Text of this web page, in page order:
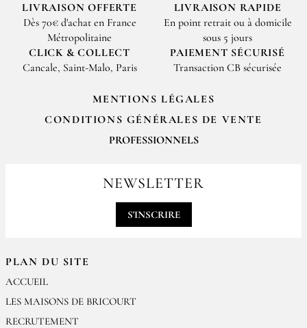
LIVRAISON OFFERTE
Dès 70€ d'achat en France
Métropolitaine
LIVRAISON RAPIDE
En point retrait ou à domicile
sous 5 jours
CLICK & COLLECT
Cancale, Saint-Malo, Paris
PAIEMENT SÉCURISÉ
Transaction CB sécurisée
PLAN DU SITE
ACCUEIL
LES MAISONS DE BRICOURT
RECRUTEMENT
MENTIONS LÉGALES
CONDITIONS GÉNÉRALES DE VENTE
PROFESSIONNELS
contact@epices-roellinger.comNEWSLETTER
S'INSCRIRE